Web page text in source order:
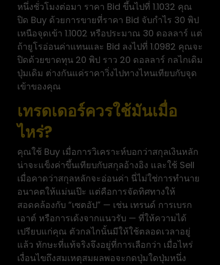
หนึ่งชั่วโมงต่อมา ราคา Bid ขึ้นไปที่ 1.1032 คุณ
ปิด Buy ด้วยการขายที่ราคา Bid จับกำไร 30 พิป
เหนือจุดเข้า 1.1002 หรือประมาณ 30 ดอลลาร์ แต่
ถ้ายูโรอ่อนค่าแทนและ Bid ลงไปที่ 1.0982 คุณจะ
ปิดด้วยขาดทุน 20 พิป ราว 20 ดอลลาร์ กลไกเดิม
ปุ่มเดิม ต่างกันแค่ราคาวิ่งไปทางไหนเทียบกับจุด
เข้าของคุณ
เทรดเดอร์ควรใช้มันเมื่อ
ไหร่?
คุณใช้ Buy เมื่อการวิเคราะห์บอกว่าสกุลเงินหลัก
น่าจะแข็งค่าขึ้นเทียบกับสกุลอ้างอิง และใช้ Sell
เมื่อคาดว่าสกุลหลักจะอ่อนค่า นี่ไม่ใช่การทำนาย
อนาคตให้แม่นเป๊ะ แต่คือการจัดทิศทางให้
สอดคล้องกับ “เซตอัป” — เช่น เทรนด์ การเบรก
เอาต์ หรือการเด้งจากแนวรับ — ที่ให้ความได้
เปรียบแก่คุณ ตัวกลไกนั้นมีให้ใช้ตลอดเวลาอยู่
แล้ว ทักษะที่แท้จริงจึงอยู่ที่การเลือกว่า เมื่อไหร่
เงื่อนไขถึงสมเหตุสมผลพอจะกดปุ่มใดปุ่มหนึ่ง